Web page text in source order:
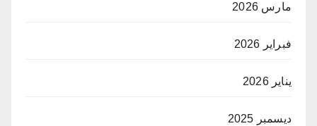
مارس 2026
فبراير 2026
يناير 2026
ديسمبر 2025